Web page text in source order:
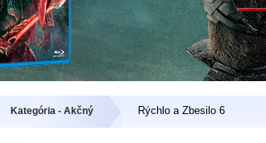
Kategória - Akčný Rýchlo a Zbesilo 6